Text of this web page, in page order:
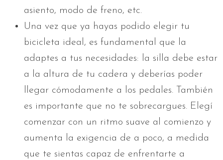
asiento, modo de freno, etc.
Una vez que ya hayas podido elegir tu
bicicleta ideal, es fundamental que la
adaptes a tus necesidades: la silla debe estar
a la altura de tu cadera y deberías poder
llegar cómodamente a los pedales. También
es importante que no te sobrecargues. Elegí
comenzar con un ritmo suave al comienzo y
aumenta la exigencia de a poco, a medida
que te sientas capaz de enfrentarte a